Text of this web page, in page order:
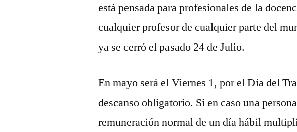
está pensada para profesionales de la
cualquier profesor de cualquier parte del
ya se cerró el pasado 24 de Julio.
En mayo será el Viernes 1, por el Día del
descanso obligatorio. Si en caso una
remuneración normal de un día hábil